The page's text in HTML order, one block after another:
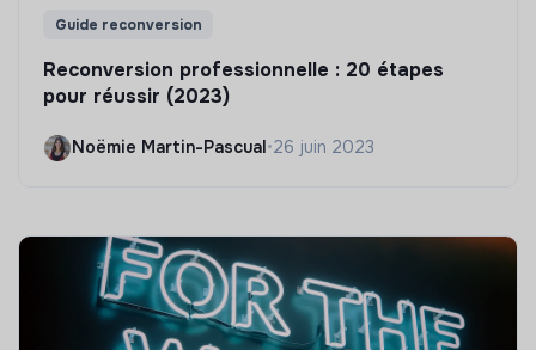
Guide reconversion
Reconversion professionnelle : 20 étapes
pour réussir (2023)
Noëmie Martin-Pascual •26 juin 2023